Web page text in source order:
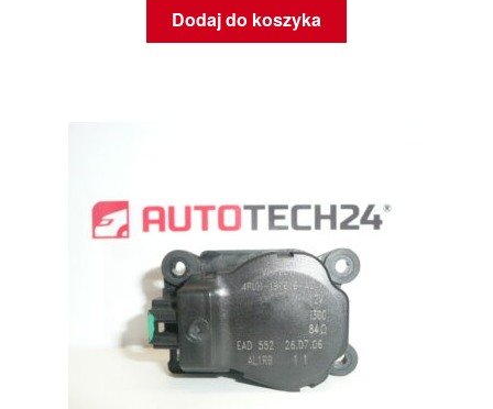
Dodaj do koszyka